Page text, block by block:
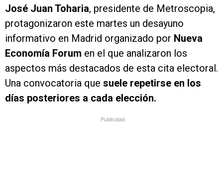
José Juan Toharia, presidente de Metroscopia,
protagonizaron este martes un desayuno
informativo en Madrid organizado por Nueva
Economía Forum en el que analizaron los
aspectos más destacados de esta cita electoral.
Una convocatoria que suele repetirse en los
días posteriores a cada elección.
Publicidad